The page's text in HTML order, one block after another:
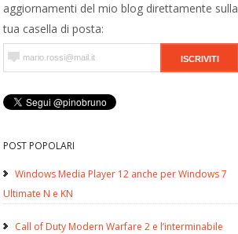
aggiornamenti del mio blog direttamente sulla
tua casella di posta:
POST POPOLARI
Windows Media Player 12 anche per Windows 7
Ultimate N e KN
Call of Duty Modern Warfare 2 e l’interminabile